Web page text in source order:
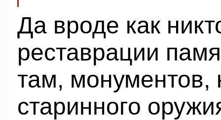
Да вроде как
реставрации
там, монументов,
старинного